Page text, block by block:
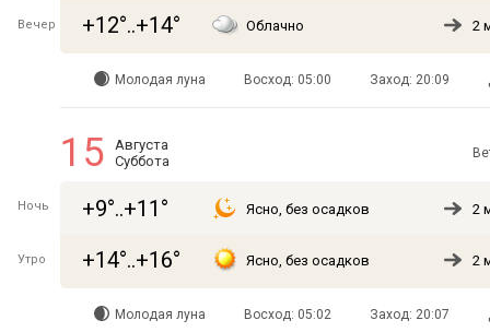
Вечер +12°..+14° Облачно 2
Молодая луна Восход: 05:00 Заход: 20:09
15
Августа
Суббота
Ночь +9°..+11° Ясно, без осадков 2
Утро +14°..+16° Ясно, без осадков 2
Молодая луна Восход: 05:02 Заход: 20:07